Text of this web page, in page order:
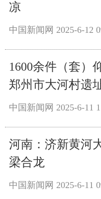
凉
中国新闻网 2025-6-12
1600余件（套）
郑州市大河村遗
中国新闻网 2025-6-11
河南：济新黄河
梁合龙
中国新闻网 2025-6-11